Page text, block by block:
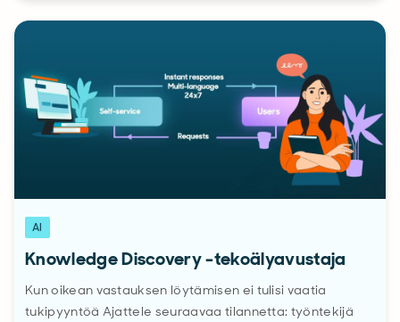
AI
Knowledge Discovery -tekoälyavustaja
Kun oikean vastauksen löytämisen ei tulisi vaatia
tukipyyntöä Ajattele seuraavaa tilannetta: työntekijä